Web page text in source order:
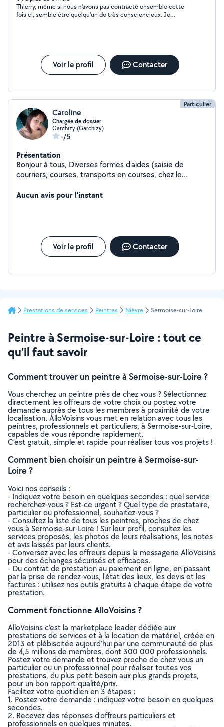
Thierry, même si nous n'avons pas contracté ensemble cette
fois ci, semble être quelqu'un de très consciencieux. Je
Voir le profil Contacter
Particulier
Caroline
Chargée de dossier
Garchizy (Garchizy)
-/5
Présentation
Bonjour à tous, Diverses formes d'aides (saisie de
courriers, courses, transports en courses, chez le
(courses, livraison, mise en place), etc, j'aime rendre
Aucun avis pour l'instant
Voir le profil Contacter
Prestations de services Peintres Nièvre Sermoise-sur-Loire
Peintre à Sermoise-sur-Loire : tout ce
qu’il faut savoir
Comment trouver un peintre à Sermoise-sur-Loire ?
Vous cherchez un peintre près de chez vous ? Sélectionnez
directement les offreurs de votre choix ou postez votre
demande auprès de tous les membres à proximité de votre
localisation. AlloVoisins vous met en relation avec tous les
peintres, professionnels et particuliers, à Sermoise-sur-Loire,
capables de vous répondre rapidement.
C’est gratuit, simple et rapide pour réaliser tous vos projets !
Comment bien choisir un peintre à Sermoise-sur-
Loire ?
Voici nos conseils :
- Indiquez votre besoin en quelques secondes : quel service
recherchez-vous ? Est-ce urgent ? Quel type de prestataire,
particulier ou professionnel, souhaitez-vous ?
- Consultez la liste de tous les peintres, proches de chez
vous à Sermoise-sur-Loire ! Sur leur profil, consultez les
services proposés, les photos de leurs réalisations, les notes
et avis laissés par leurs clients.
- Conversez avec les offreurs depuis la messagerie AlloVoisins
pour des échanges sécurisés et efficaces.
- Du contrat de prestation au paiement en ligne, en passant
par la prise de rendez-vous, l’état des lieux, les devis et les
factures : utilisez nos outils gratuits à chaque étape de votre
prestation.
Comment fonctionne AlloVoisins ?
AlloVoisins c’est la marketplace leader dédiée aux
prestations de services et à la location de matériel, créée en
2013 et plébiscitée aujourd’hui par une communauté de plus
de 4,5 millions de membres, dont 300 000 professionnels.
Postez votre demande et trouvez proche de chez vous un
particulier ou un professionnel pour réaliser toutes vos
prestations, du plus petit besoin aux plus grands projets,
pour un bon rapport qualité/prix.
Facilitez votre quotidien en 3 étapes :
1. Postez votre demande : indiquez votre besoin en quelques
secondes.
2. Recevez des réponses d’offreurs particuliers et
professionnels en quelques minutes.